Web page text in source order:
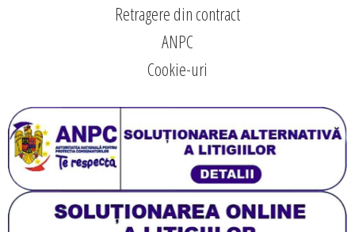
Retragere din contract
ANPC
Cookie-uri